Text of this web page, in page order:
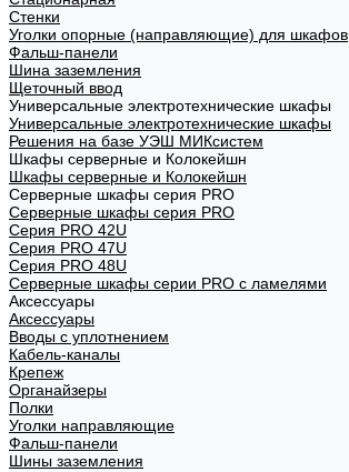
Стенки
Уголки опорные (направляющие) для шкафов
Фальш-панели
Шина заземления
Щеточный ввод
Универсальные электротехнические шкафы
Универсальные электротехнические шкафы
Решения на базе УЭШ МИКсистем
Шкафы серверные и Колокейшн
Шкафы серверные и Колокейшн
Серверные шкафы серия PRO
Серверные шкафы серия PRO
Серия PRO 42U
Серия PRO 47U
Серия PRO 48U
Серверные шкафы серии PRO с ламелями
Аксессуары
Аксессуары
Вводы с уплотнением
Кабель-каналы
Крепеж
Органайзеры
Полки
Уголки направляющие
Фальш-панели
Шины заземления